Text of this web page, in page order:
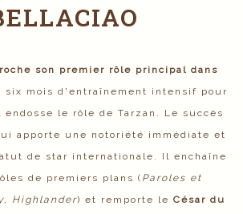
son premier rôle principal dans
six mois d'entraînement intensif pour
le rôle de Tarzan. Le succès
apporte une notoriété immédiate et
de star internationale. Il enchaîne
de premiers plans ( Paroles et
Highlander) et remporte le César du